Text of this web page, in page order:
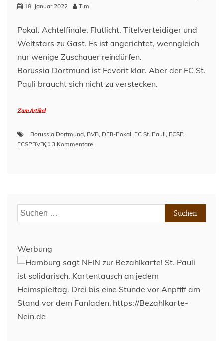
18. Januar 2022 Tim
Pokal. Achtelfinale. Flutlicht. Titelverteidiger und
Weltstars zu Gast. Es ist angerichtet, wenngleich
nur wenige Zuschauer reindürfen.
Borussia Dortmund ist Favorit klar. Aber der FC St.
Pauli braucht sich nicht zu verstecken.
Zum Artikel
Borussia Dortmund, BVB, DFB-Pokal, FC St. Pauli, FCSP,
FCSPBVB
3 Kommentare
Borussia
(DFB-
Suchen
nach:
Werbung